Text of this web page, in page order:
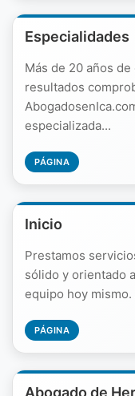
Especialidades
Más de 20 años
resultados
especializada...
PÁGINA
Inicio
Prestamos
sólido y orientado
equipo hoy mismo.
PÁGINA
Abogado de